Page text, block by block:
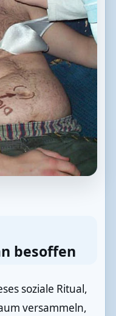
besoffen
soziale Ritual,
versammeln,